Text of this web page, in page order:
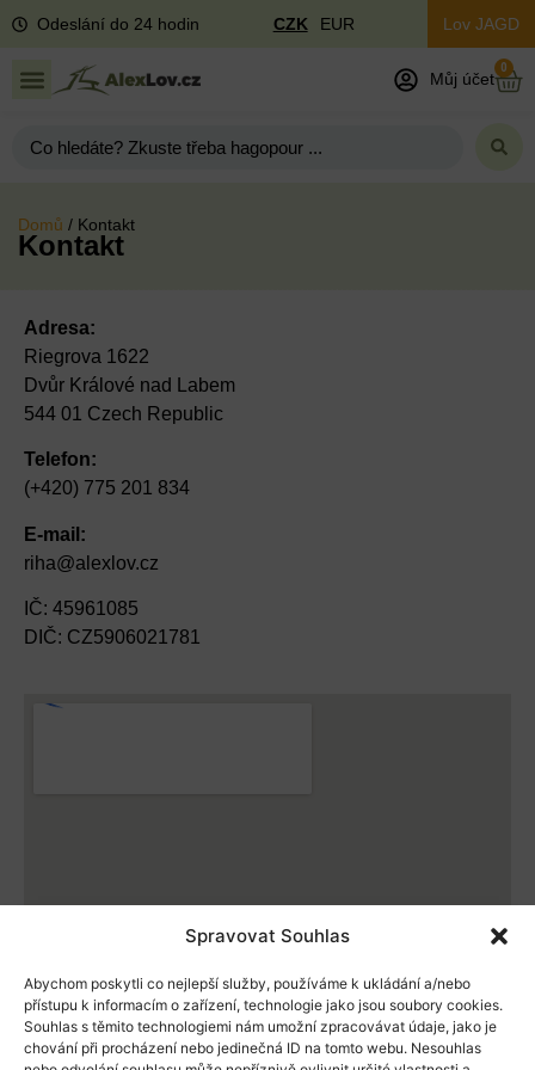
Spravovat Souhlas
Abychom poskytli co nejlepší služby, používáme k ukládání a/nebo
přístupu k informacím o zařízení, technologie jako jsou soubory cookies.
Souhlas s těmito technologiemi nám umožní zpracovávat údaje, jako je
chování při procházení nebo jedinečná ID na tomto webu. Nesouhlas
Odeslání do 24 hodin CZK EUR Lov JAGD
Můj účet
0
Domů / Kontakt
Kontakt
Adresa:
Riegrova 1622
Dvůr Králové nad Labem
544 01 Czech Republic
Telefon:
(+420) 775 201 834
E-mail:
riha@alexlov.cz
IČ: 45961085
DIČ: CZ5906021781